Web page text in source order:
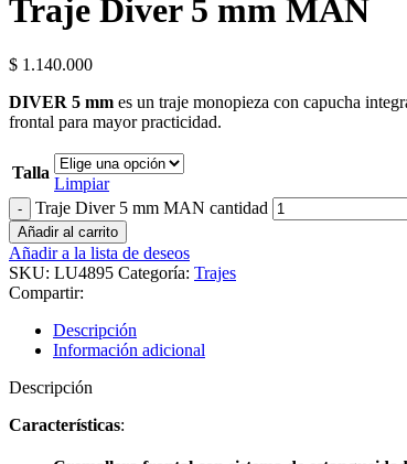
Traje Diver 5 mm MAN
$ 1.140.000
DIVER 5 mm es un traje monopieza con capucha
frontal para mayor practicidad.
Talla
Limpiar
Traje Diver 5 mm MAN cantidad
Añadir al carrito
Añadir a la lista de deseos
SKU: LU4895 Categoría: Trajes
Compartir:
Descripción
Información adicional
Descripción
Características: